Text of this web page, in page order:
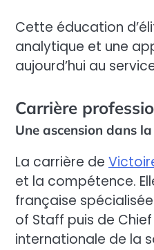
Cette éducation
analytique et une
aujourd’hui au
Carrière
Une ascension dans
La carrière de
et la compétence.
française
of Staff puis de
internationale de la